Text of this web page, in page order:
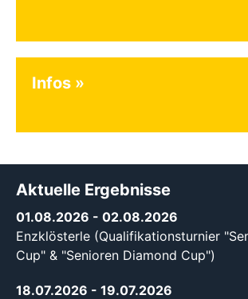
Infos
Aktuelle Ergebnisse
01.08.2026 - 02.08.2026
Enzklösterle (Qualifikationsturnier
Cup" & "Senioren Diamond Cup")
18.07.2026 - 19.07.2026